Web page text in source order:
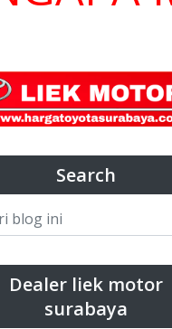
Search
Dealer liek motor
surabaya